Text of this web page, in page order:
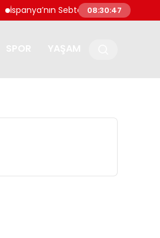
İspanya’nın Sebte kentine göçmen
08:30:47